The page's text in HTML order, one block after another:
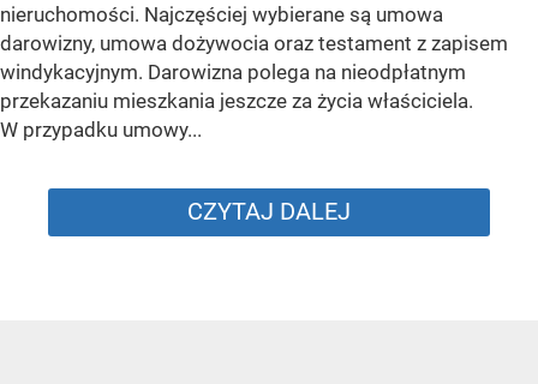
nieruchomości. Najczęściej wybierane są umowa
darowizny, umowa dożywocia oraz testament z zapisem
windykacyjnym. Darowizna polega na nieodpłatnym
przekazaniu mieszkania jeszcze za życia właściciela.
W przypadku umowy...
CZYTAJ DALEJ